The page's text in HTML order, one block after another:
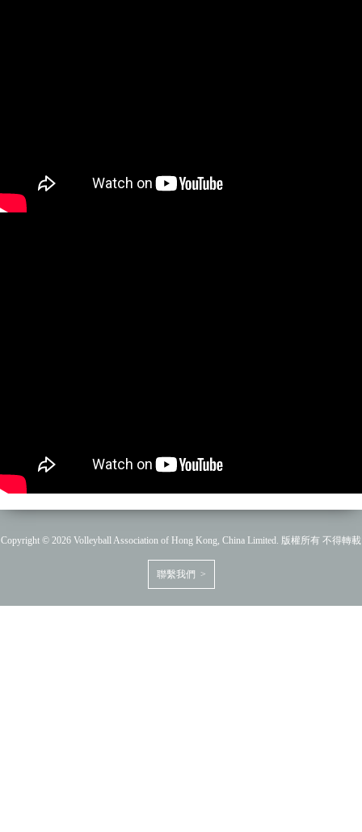
Copyright © 2026 Volleyball Association of Hong Kong, China Limited. 版權所有 不得轉載
聯繫我們 >